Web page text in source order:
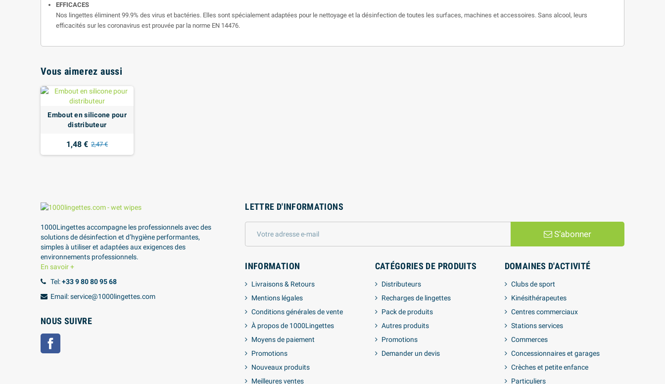
EFFICACES
Nos lingettes éliminent 99.9% des virus et bactéries. Elles sont spécialement adaptées pour le nettoyage et la désinfection de toutes les surfaces, machines et accessoires. Sans alcool, leurs
efficacités sur les coronavirus est prouvée par la norme EN 14476.
Vous aimerez aussi
Embout en silicone pour
distributeur
1,48 € 2,47 €
1000Lingettes accompagne les professionnels avec des
solutions de désinfection et d’hygiène performantes,
simples à utiliser et adaptées aux exigences des
environnements professionnels.
En savoir +
Tel:+33 9 80 80 95 68
Email: service@1000lingettes.com
NOUS SUIVRE
LETTRE D'INFORMATIONS
S’abonner
INFORMATION
Livraisons & Retours
Mentions légales
Conditions générales de vente
À propos de 1000Lingettes
Moyens de paiement
Promotions
Nouveaux produits
Meilleures ventes
CATÉGORIES DE PRODUITS
Distributeurs
Recharges de lingettes
Pack de produits
Autres produits
Promotions
Demander un devis
DOMAINES D'ACTIVITÉ
Clubs de sport
Kinésithérapeutes
Centres commerciaux
Stations services
Commerces
Concessionnaires et garages
Crèches et petite enfance
Particuliers